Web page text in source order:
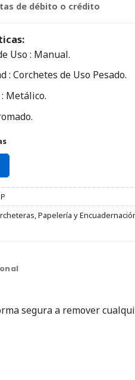
de débito o crédito
Uso : Manual.
: Corchetes de Uso Pesado.
Metálico.
,Papelería y
segura a remover